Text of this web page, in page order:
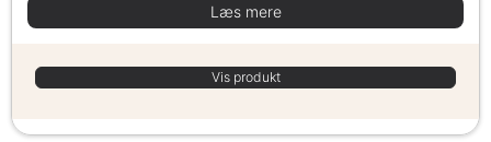
Læs mere
Vis produkt